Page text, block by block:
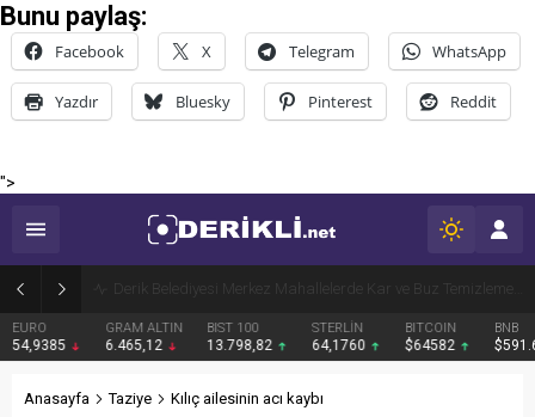
Bunu paylaş:
Facebook X Telegram WhatsApp
Yazdır Bluesky Pinterest Reddit
">
EURO
54,9385
GRAM ALTIN
6.465,12
BIST 100
13.798,82
STERLİN
64,1760
BITCOIN
$64582
BNB
Anasayfa Taziye Kılıç ailesinin acı kaybı